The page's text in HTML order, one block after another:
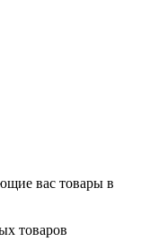
вас товары в
товаров